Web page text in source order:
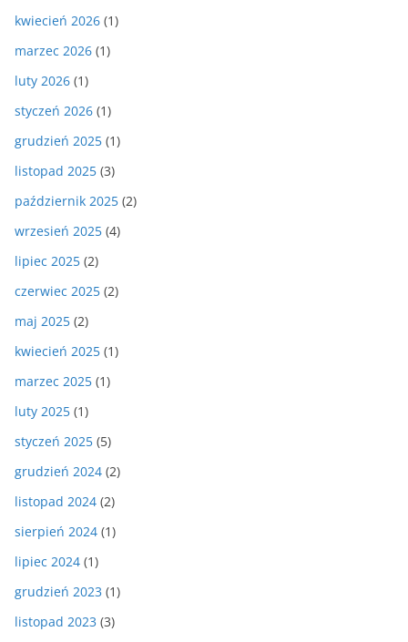
kwiecień 2026 (1)
marzec 2026 (1)
luty 2026 (1)
styczeń 2026 (1)
grudzień 2025 (1)
listopad 2025 (3)
październik 2025 (2)
wrzesień 2025 (4)
lipiec 2025 (2)
czerwiec 2025 (2)
maj 2025 (2)
kwiecień 2025 (1)
marzec 2025 (1)
luty 2025 (1)
styczeń 2025 (5)
grudzień 2024 (2)
listopad 2024 (2)
sierpień 2024 (1)
lipiec 2024 (1)
grudzień 2023 (1)
listopad 2023 (3)